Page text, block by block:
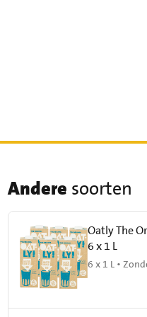
Andere soorten
Oatly The
6 x 1 L
6 x 1 L •